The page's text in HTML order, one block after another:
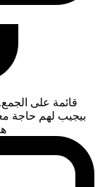
قائمة على
بيجيب لهم حاجة